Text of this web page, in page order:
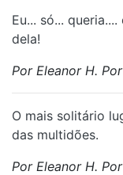
Eu... só...
dela!
Por Eleanor H.
O mais solitário
das multidões.
Por Eleanor H.